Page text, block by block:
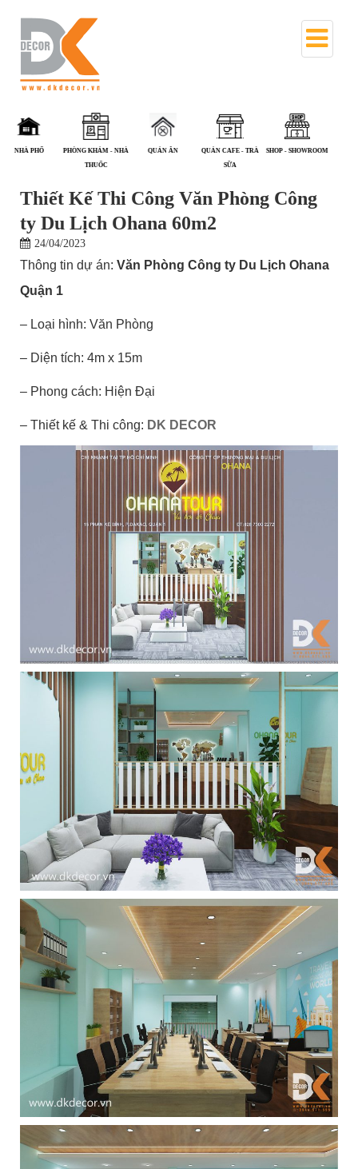
NHÀ PHỐ
PHÒNG KHÁM - NHÀ
THUỐC
QUÁN ĂN
QUÁN CAFE - TRÀ
SỮA
SHOP - SHOWROOM
Thiết Kế Thi Công Văn Phòng Công
ty Du Lịch Ohana 60m2
24/04/2023
Thông tin dự án:Văn Phòng Công ty Du Lịch Ohana
Quận 1
– Loại hình: Văn Phòng
– Diện tích: 4m x 15m
– Phong cách: Hiện Đại
– Thiết kế & Thi công: DK DECOR